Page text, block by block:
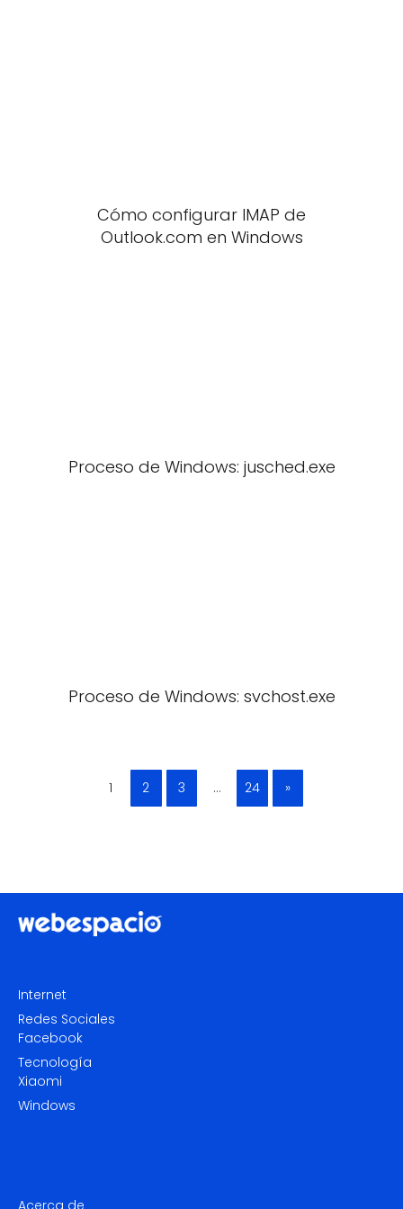
Cómo configurar IMAP de
Outlook.com en Windows
Proceso de Windows: jusched.exe
Proceso de Windows: svchost.exe
1 2 3 … 24 »
Internet
Redes Sociales
Facebook
Tecnología
Xiaomi
Windows